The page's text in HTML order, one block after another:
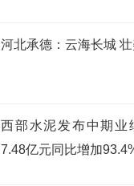
河北承德：云海长城
西部水泥发布中期业
7.48亿元同比增加